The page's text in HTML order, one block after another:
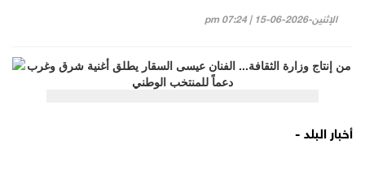
الإثنين-2026-06-15 | 07:24 pm
أخبار البلد -